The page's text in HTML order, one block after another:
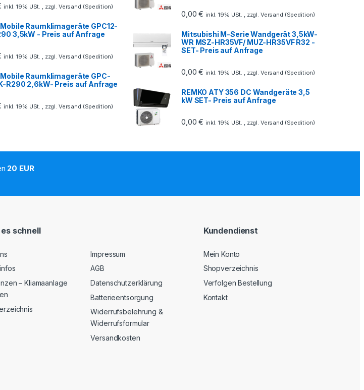
inkl. 19% USt. , zzgl. Versand (Spedition)
Mobile Raumklimageräte GPC12-
3,5kW - Preis auf Anfrage
inkl. 19% USt. , zzgl. Versand (Spedition)
Mobile Raumklimageräte GPC-
R290 2,6kW- Preis auf Anfrage
inkl. 19% USt. , zzgl. Versand (Spedition)
0,00€ inkl. 19% USt. , zzgl. Versand (Spedition)
Mitsubishi M-Serie Wandgerät 3,5kW-
WR MSZ-HR35VF/ MUZ-HR35VF R32 -
SET- Preis auf Anfrage
0,00€ inkl. 19% USt. , zzgl. Versand (Spedition)
REMKO ATY 356 DC Wandgeräte 3,5
kW SET- Preis auf Anfrage
0,00€ inkl. 19% USt. , zzgl. Versand (Spedition)
20 EUR
es schnell
– Kliamaanlage
Impressum
AGB
Datenschutzerklärung
Batterieentsorgung
Widerrufsbelehrung &
Widerrufsformular
Versandkosten
Kundendienst
Mein Konto
Shopverzeichnis
Verfolgen Bestellung
Kontakt